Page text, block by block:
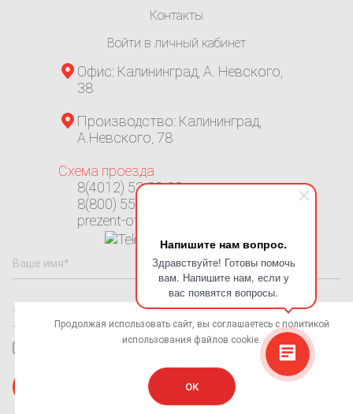
Напишите нам вопрос.
Здравствуйте! Готовы помочь
вам. Напишите нам, если у
вас появятся вопросы.
Контакты
Войти в личный кабинет
Офис: Калининград, А. Невского,
38
Производство: Калининград,
А.Невского, 78
Схема проезда
8(4012) 53-08-08
8(800) 550-31-70
prezent-ofis@mail.ru
персональных данных
Заказать звонок
Продолжая использовать сайт, вы соглашаетесь с политикой
использования файлов cookie.
OK